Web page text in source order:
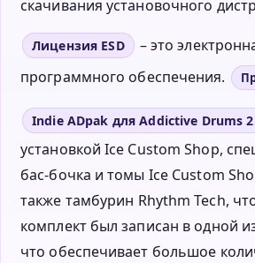
скачивания установочного
Лицензия ESD
– это
программного обеспечения.
Indie ADpak для Addictive Drums
установкой Ice Custom Shop,
бас-бочка и томы Ice Custom
также тамбурин Rhythm Tech,
комплект был записан в одной
что обеспечивает большое